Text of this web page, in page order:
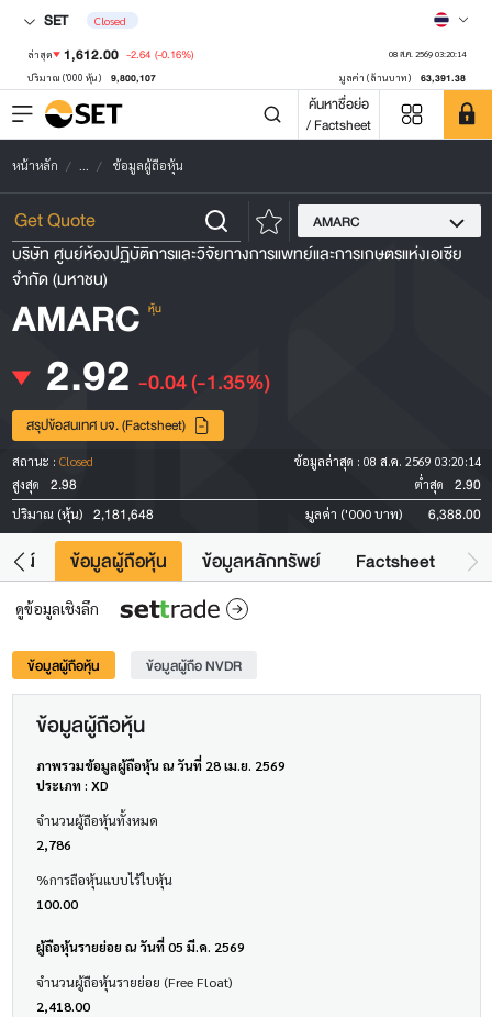
SET Closed
ล่าสุด 1,612.00 -2.64 (-0.16%) 08 ส.ค. 2569 03:20:14
ปริมาณ ('000 หุ้น) 9,800,107 มูลค่า (ล้านบาท) 63,391.38
ค้นหาชื่อย่อ
/ Factsheet
หน้าหลัก ... ข้อมูลผู้ถือหุ้น
AMARC
บริษัท ศูนย์ห้องปฏิบัติการและวิจัยทางการแพทย์และการเกษตรแห่งเอเซีย
จำกัด (มหาชน)
AMARC หุ้น
2.92 -0.04(-1.35%)
สรุปข้อสนเทศ บจ. (Factsheet)
สถานะ : Closed ข้อมูลล่าสุด : 08 ส.ค. 2569 03:20:14
สูงสุด
2.98 ต่ำสุด 2.90
ปริมาณ (หุ้น) 2,181,648 มูลค่า ('000 บาท) 6,388.00
ยชน์ ข้อมูลผู้ถือหุ้น ข้อมูลหลักทรัพย์ Factsheet
ดูข้อมูลเชิงลึก
ข้อมูลผู้ถือหุ้น ข้อมูลผู้ถือ NVDR
ข้อมูลผู้ถือหุ้น
ภาพรวมข้อมูลผู้ถือหุ้น ณ วันที่ 28 เม.ย. 2569
ประเภท : XD
จำนวนผู้ถือหุ้นทั้งหมด
2,786
%การถือหุ้นแบบไร้ใบหุ้น
100.00
ผู้ถือหุ้นรายย่อย ณ วันที่ 05 มี.ค. 2569
จำนวนผู้ถือหุ้นรายย่อย (Free Float)
2,418.00